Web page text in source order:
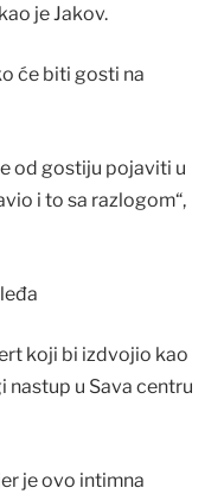
je Jakov.
će biti gosti na
od gostiju pojaviti u
i to sa razlogom“,
koji bi izdvojio kao
nastup u Sava centru
je ovo intimna